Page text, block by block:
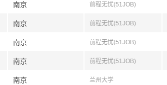
南京 前程无忧(51JOB)
南京 前程无忧(51JOB)
南京 前程无忧(51JOB)
南京 前程无忧(51JOB)
南京 兰州大学